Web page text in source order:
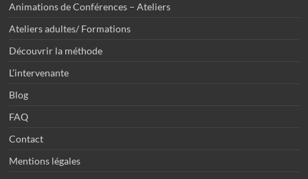
Animations de Conférences – Ateliers
Ateliers adultes/ Formations
Découvrir la méthode
L’intervenante
Blog
FAQ
Contact
Mentions légales